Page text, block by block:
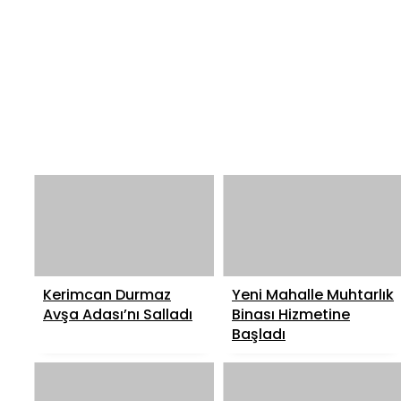
Kerimcan Durmaz
Avşa Adası’nı Salladı
Yeni Mahalle Muhtarlık
Binası Hizmetine
Başladı